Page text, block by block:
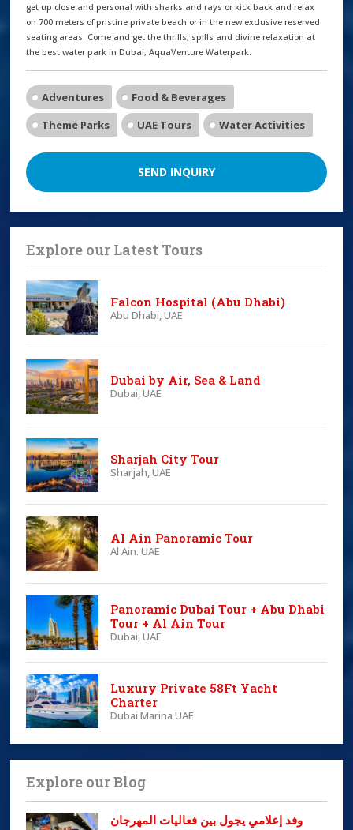
get up close and personal with sharks and rays or kick back and relax
on 700 meters of pristine private beach or in the new exclusive reserved
seating areas. Come and get the thrills, spills and divine relaxation at
the best water park in Dubai, AquaVenture Waterpark.
Adventures
Food & Beverages
Theme Parks
UAE Tours Water Activities
SEND INQUIRY
Explore our Latest Tours
Falcon Hospital (Abu Dhabi)
Abu Dhabi, UAE
Dubai by Air, Sea & Land
Dubai, UAE
Sharjah City Tour
Sharjah, UAE
Al Ain Panoramic Tour
Al Ain. UAE
Panoramic Dubai Tour + Abu Dhabi
Tour + Al Ain Tour
Dubai, UAE
Luxury Private 58Ft Yacht
Charter
Dubai Marina UAE
Explore our Blog
وفد إعلامي يجول بين فعاليات المهرجان